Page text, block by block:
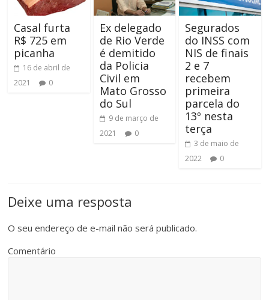
Casal furta
R$ 725 em
picanha
16 de abril de
2021
0
Ex delegado
de Rio Verde
é demitido
da Policia
Civil em
Mato Grosso
do Sul
9 de março de
2021
0
Segurados
do INSS com
NIS de finais
2 e 7
recebem
primeira
parcela do
13º nesta
terça
3 de maio de
2022
0
Deixe uma resposta
O seu endereço de e-mail não será publicado.
Comentário